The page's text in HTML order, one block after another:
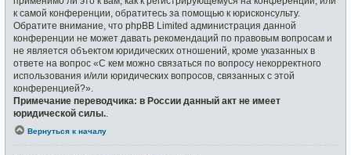
к самой конференции, обратитесь за помощью к юрисконсульту.
Обратите внимание, что phpBB Limited администрация данной
конференции не может давать рекомендаций по правовым вопросам и
не является объектом юридических отношений, кроме указанных в
ответе на вопрос «С кем можно связаться по вопросу некорректного
использования и/или юридических вопросов, связанных с этой
конференцией?».
Примечание переводчика: в России данный акт не имеет
юридической силы.
Вернуться к началу